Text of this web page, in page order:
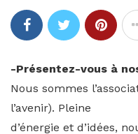
-Présentez-vous à
Nous sommes
l’avenir). Pleine
d’énergie et d’idées,